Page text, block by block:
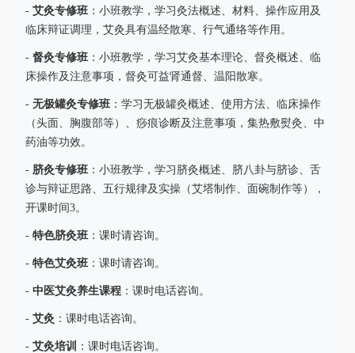
- 艾灸专修班 ：小班教学，学习灸法概述、材料、操作应用及
临床辩证调理，艾灸具有温经散寒、行气通络等作用。
- 督灸专修班 ：小班教学，学习艾灸基本理论、督灸概述、临
床操作及注意事项，督灸可益肾通督、温阳散寒。
- 无极罐灸专修班 ：学习无极罐灸概述、使用方法、临床操作
（头面、胸腹部等）、痧痕诊断及注意事项，集热敷熨灸、中
药油等功效。
- 脐灸专修班 ：小班教学，学习脐灸概述、脐八卦与脐诊、舌
诊与辩证思路、五行规律及实操（艾塔制作、面碗制作等），
开课时间3。
- 特色脐灸班 ：课时请咨询。
- 特色艾灸班 ：课时请咨询。
- 中医艾灸养生课程 ：课时电话咨询。
- 艾灸 ：课时电话咨询。
- 艾灸培训 ：课时电话咨询。